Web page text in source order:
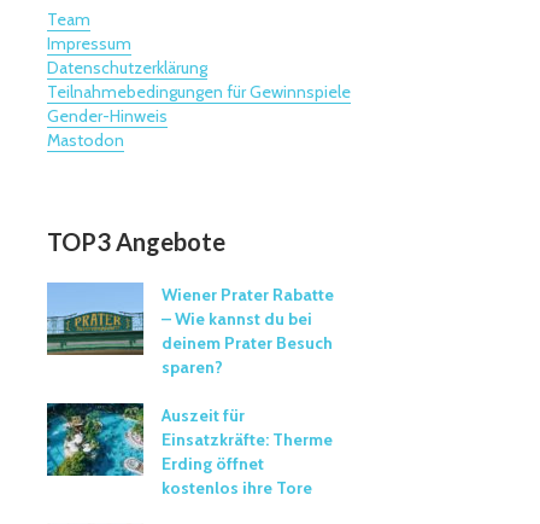
Team
Impressum
Datenschutzerklärung
Teilnahmebedingungen für Gewinnspiele
Gender-Hinweis
Mastodon
TOP3 Angebote
Wiener Prater Rabatte
– Wie kannst du bei
deinem Prater Besuch
sparen?
Auszeit für
Einsatzkräfte: Therme
Erding öffnet
kostenlos ihre Tore